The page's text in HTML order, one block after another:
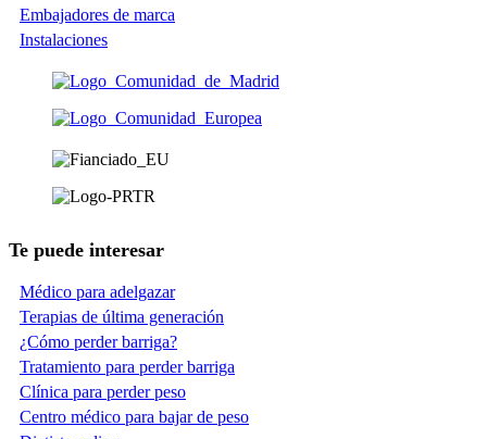
Embajadores de marca
Instalaciones
Te puede interesar
Médico para adelgazar
Terapias de última generación
¿Cómo perder barriga?
Tratamiento para perder barriga
Clínica para perder peso
Centro médico para bajar de peso